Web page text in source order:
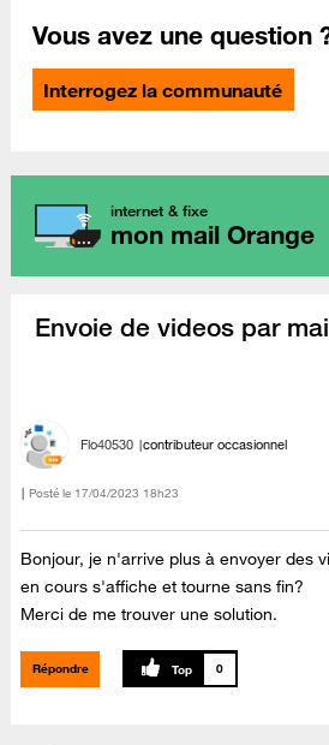
Vous avez une question
Interrogez la communauté
internet & fixe
mon mail Orange
Envoie de videos par
Flo40530 contributeur occasionnel
Posté le ‎17/04/2023 18h23
Bonjour, je n'arrive plus à envoyer des
en cours s'affiche et tourne sans fin?
Merci de me trouver une solution.
Répondre 0